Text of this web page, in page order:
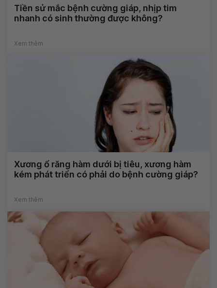
Tiền sử mắc bệnh cường giáp, nhịp tim
nhanh có sinh thường được không?
Xem thêm
Xương ổ răng hàm dưới bị tiêu, xương hàm
kém phát triển có phải do bệnh cường giáp?
Xem thêm